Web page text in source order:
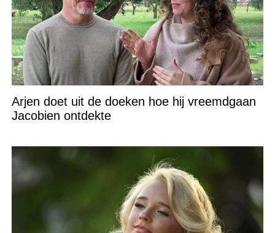
Arjen doet uit de doeken hoe hij vreemdgaan
Jacobien ontdekte